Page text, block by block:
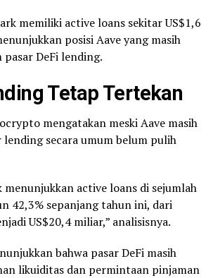
memiliki active loans sekitar US$1,6
posisi Aave yang masih
DeFi lending.
Tetap Tertekan
mengatakan meski Aave masih
secara umum belum pulih
menunjukkan active loans di sejumlah
42,3% sepanjang tahun ini, dari
US$20,4 miliar,” analisisnya.
bahwa pasar DeFi masih
likuiditas dan permintaan pinjaman